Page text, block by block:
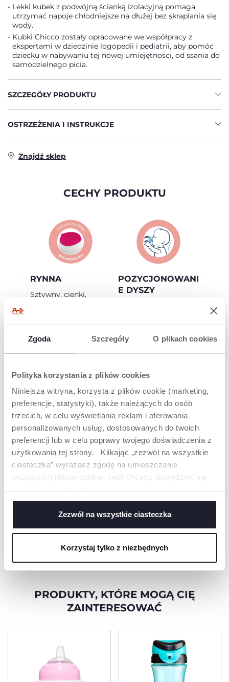
Zgoda Szczegóły O plikach cookies
Polityka korzystania z plików cookies
Niniejsza witryna, korzysta z plików cookie (marketing,
preferencje, statystyki), także należących do osób
trzecich, w celu wyświetlania reklam i oferowania
personalizowanych usług, dostosowanych do twoich
preferencji lub w celu poprawy twojego doświadczenia z
użytkowania tej strony. Klikając „zezwól na wszystkie
ciasteczka” wyrażasz zgodę na umieszczanie
wszystkich plików cookie. Jeśli chcesz dowiedzieć się
kliknij „Ustawienia”. Zamykając ten baner, wyrażasz
zgodę na używanie wyłącznie technicznych plików
cookie, które są niezbędne dla żądanej usługi.
Zezwól na wszystkie ciasteczka
Korzystaj tylko z niezbędnych
Lekki kubek z podwójną ścianką izolacyjną pomaga
utrzymać napoje chłodniejsze na dłużej bez skraplania się
wody.
Kubki Chicco zostały opracowane we współpracy z
ekspertami w dziedzinie logopedii i pediatrii, aby pomóc
dziecku w nabywaniu tej nowej umiejętności, od ssania do
samodzielnego picia.
SZCZEGÓŁY PRODUKTU
OSTRZEŻENIA I INSTRUKCJE
Znajdź sklep
CECHY PRODUKTU
RYNNA
Sztywny, cienki,
POZYCJONOWANI
E DYSZY
pomaga w
prawidłowej postawie
szyi podczas picia.
KUBEK
TERMICZNY
Lekki kubek z
podwójnymi
ściankami pomaga
WYJMOWANY
ZAWÓR EASY SIP
Bez kapania lub z
swobodnym
przepływem.
PRODUKTY, KTÓRE MOGĄ CIĘ
ZAINTERESOWAĆ